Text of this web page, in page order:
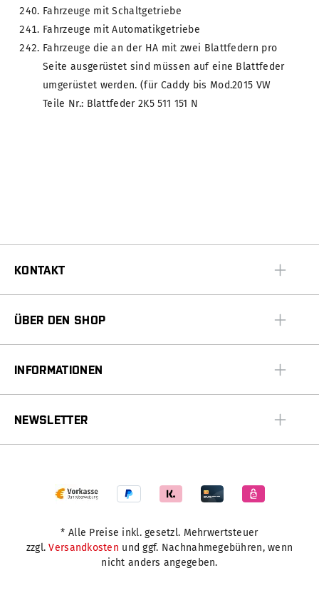
Fahrzeuge mit Schaltgetriebe
Fahrzeuge mit Automatikgetriebe
Fahrzeuge die an der HA mit zwei Blattfedern pro
Seite ausgerüstet sind müssen auf eine Blattfeder
umgerüstet werden. (für Caddy bis Mod.2015 VW
Teile Nr.: Blattfeder 2K5 511 151 N
KONTAKT
ÜBER DEN SHOP
INFORMATIONEN
NEWSLETTER
* Alle Preise inkl. gesetzl. Mehrwertsteuer
zzgl.Versandkosten und ggf. Nachnahmegebühren, wenn
nicht anders angegeben.